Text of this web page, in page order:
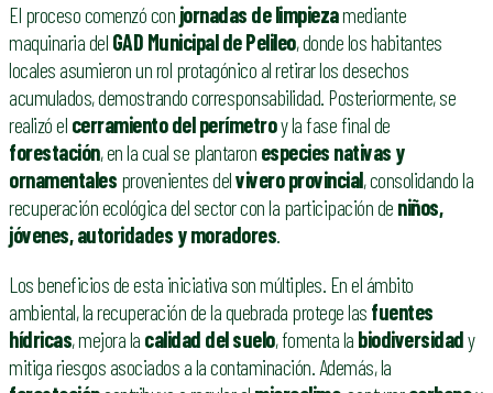
El proceso comenzó con jornadas de limpiezamediante
maquinaria del GAD Municipal de Pelileo, donde los habitantes
locales asumieron un rol protagónico al retirar los desechos
acumulados, demostrando corresponsabilidad. Posteriormente, se
realizó el cerramiento del perímetroy la fase final de
forestación, en la cual se plantaron especies nativas y
ornamentales provenientes delvivero provincial, consolidando la
recuperación ecológica del sector con la participación de niños,
jóvenes, autoridades y moradores.
Los beneficios de esta iniciativa son múltiples. En el ámbito
ambiental, la recuperación de la quebrada protege las fuentes
hídricas, mejora la calidad del suelo, fomenta la biodiversidady
mitiga riesgos asociados a la contaminación. Además, la